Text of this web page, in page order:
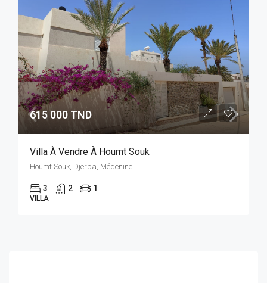
615 000 TND
Villa À Vendre À Houmt Souk
Houmt Souk, Djerba, Médenine
3 2 1
VILLA